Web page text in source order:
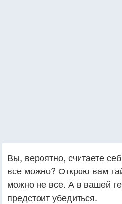
Вы, вероятно, считаете
все можно? Открою вам
можно не все. А в вашей
предстоит убедиться.